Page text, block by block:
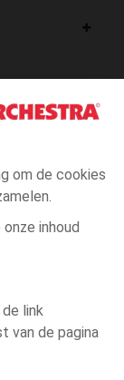
om de cookies
inhoud
link
van de pagina